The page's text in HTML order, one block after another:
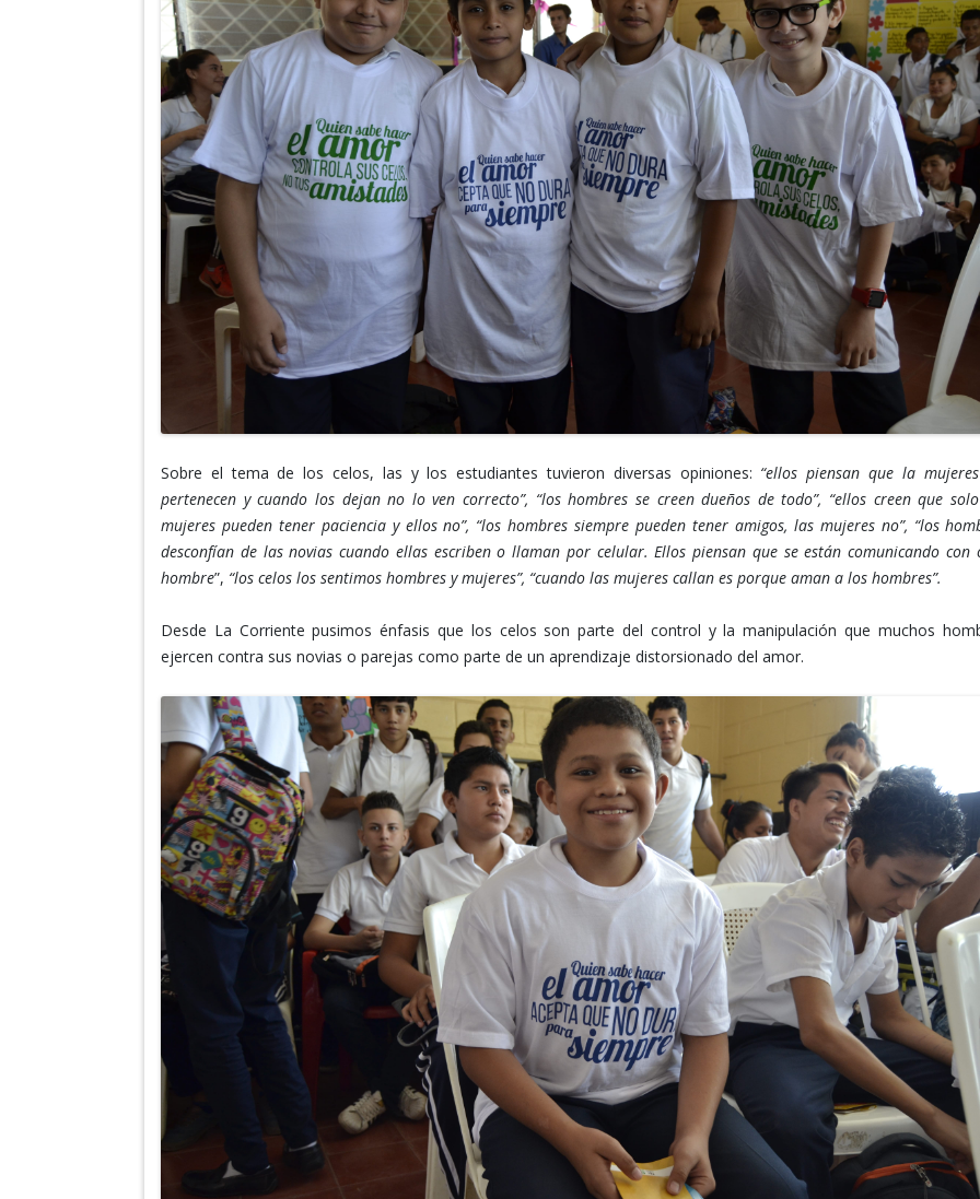
Sobre el tema de los celos, las y los estudiantes tuvieron diversas opiniones: “ellos piensan que la
pertenecen y cuando los dejan no lo ven correcto”, “los hombres se creen dueños de todo”, “ellos creen que
mujeres pueden tener paciencia y ellos no”, “los hombres siempre pueden tener amigos, las mujeres no”, “los
desconfían de las novias cuando ellas escriben o llaman por celular. Ellos piensan que se están comunicando con
hombre”, “los celos los sentimos hombres y mujeres”, “cuando las mujeres callan es porque aman a los hombres”.
Desde La Corriente pusimos énfasis que los celos son parte del control y la manipulación que muchos
ejercen contra sus novias o parejas como parte de un aprendizaje distorsionado del amor.